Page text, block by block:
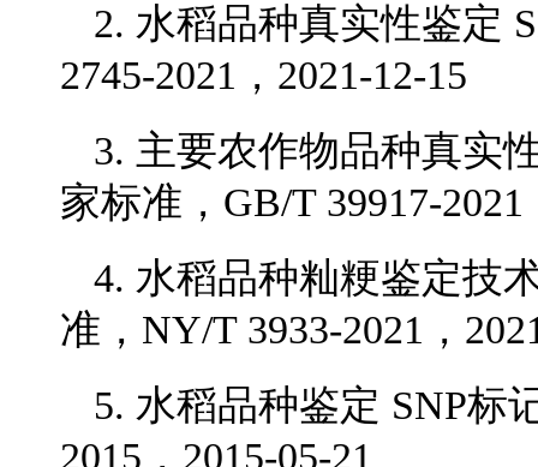
2. 水稻品种真实性鉴定
2745-2021，2021-12-15
3. 主要农作物品种真实
家标准，GB/T 39917-2021
4. 水稻品种籼粳鉴定技
准，NY/T 3933-2021，
5. 水稻品种鉴定 SNP标
2015，2015-05-21